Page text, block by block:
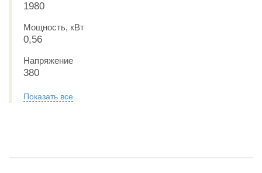
1980
Мощность, кВт
0,56
Напряжение
380
Показать все